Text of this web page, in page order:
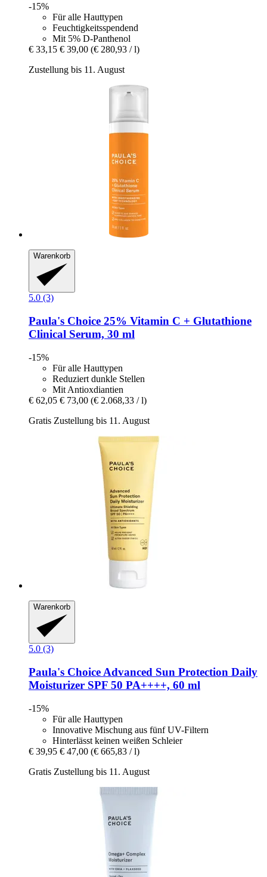
-15%
Für alle Hauttypen
Feuchtigkeitsspendend
Mit 5% D-Panthenol
€ 33,15 € 39,00 (€ 280,93 / l)
Zustellung bis 11. August
Warenkorb
5.0 (3)
Paula's Choice 25% Vitamin C + Glutathione
Clinical Serum, 30 ml
-15%
Für alle Hauttypen
Reduziert dunkle Stellen
Mit Antioxdiantien
€ 62,05 € 73,00 (€ 2.068,33 / l)
Gratis Zustellung bis 11. August
Warenkorb
5.0 (3)
Paula's Choice Advanced Sun Protection Daily
Moisturizer SPF 50 PA++++, 60 ml
-15%
Für alle Hauttypen
Innovative Mischung aus fünf UV-Filtern
Hinterlässt keinen weißen Schleier
€ 39,95 € 47,00 (€ 665,83 / l)
Gratis Zustellung bis 11. August